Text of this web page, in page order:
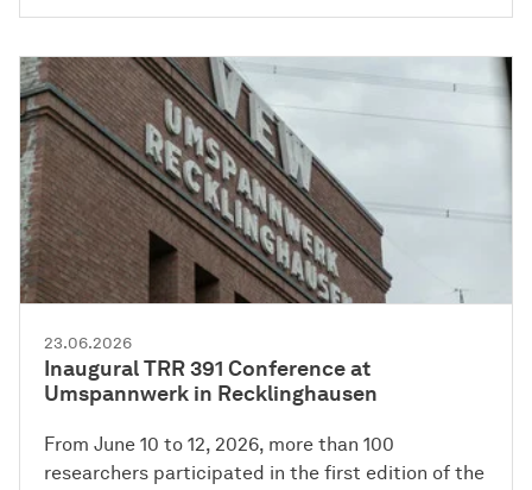
23.06.2026
Inaugural TRR 391 Conference at
Umspannwerk in Recklinghausen
From June 10 to 12, 2026, more than 100
researchers participated in the first edition of the